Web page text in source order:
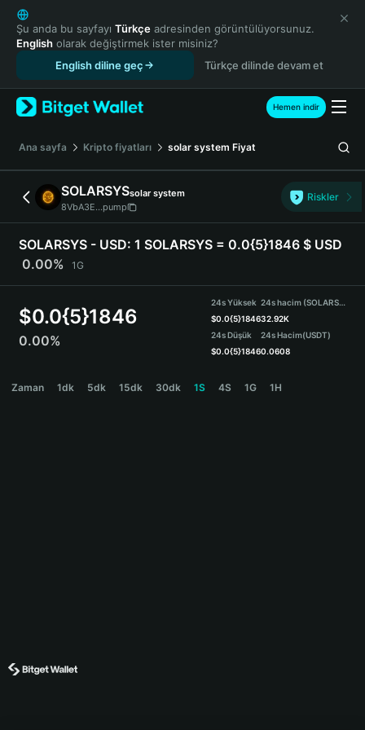
English
日本語
Tiếng Việt
Español (Latinoamérica)
Türkçe
Français
Deutsch
简体中文
繁體中文
Português (Portugal)
Bahasa Indonesia
ภาษาไทย
हिन्दी
Español
Português (Brasil)
Şu anda bu sayfayı Türkçe adresinden görüntülüyorsunuz.
English olarak değiştirmek ister misiniz?
English diline geç
Türkçe dilinde devam et
Hemen indir
Ana sayfa Kripto fiyatları solar system Fiyat
SOLARSYSsolar system
8VbA3E...pump
Riskler
SOLARSYS - USD: 1 SOLARSYS = 0.0{5}1846 $ USD
0.00%
1G
$0.0{5}1846
0.00%
24s Yüksek
$0.0{5}1846
24s Düşük
$0.0{5}1846
24s hacim (SOLARSYS)
32.92K
24s Hacim(USDT)
0.0608
Zaman 1dk 5dk 15dk 30dk 1S 4S 1G 1H